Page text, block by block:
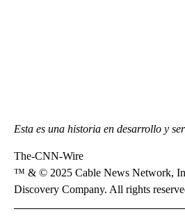
Esta es una historia en desarrollo y
The-CNN-Wire
™ & © 2025 Cable News Network,
Discovery Company. All rights